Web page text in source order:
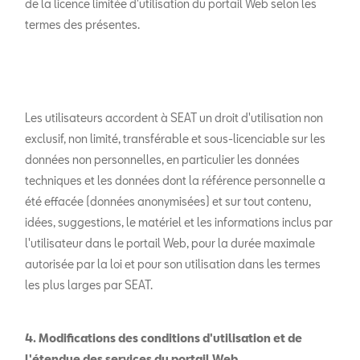
de la licence limitée d'utilisation du portail Web selon les
termes des présentes.
Les utilisateurs accordent à SEAT un droit d'utilisation non
exclusif, non limité, transférable et sous-licenciable sur les
données non personnelles, en particulier les données
techniques et les données dont la référence personnelle a
été effacée (données anonymisées) et sur tout contenu,
idées, suggestions, le matériel et les informations inclus par
l'utilisateur dans le portail Web, pour la durée maximale
autorisée par la loi et pour son utilisation dans les termes
les plus larges par SEAT.
4. Modifications des conditions d'utilisation et de